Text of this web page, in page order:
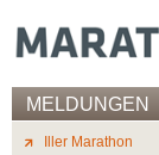
MELDUNGEN
Iller Marathon